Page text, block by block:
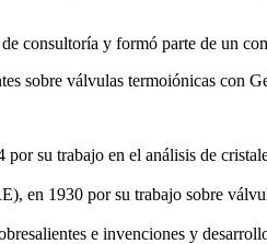
consultoría y formó parte de un
sobre válvulas termoiónicas con
su trabajo en el análisis de
en 1930 por su trabajo sobre
e invenciones y